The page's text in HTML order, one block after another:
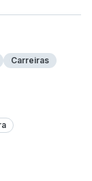
Carreiras